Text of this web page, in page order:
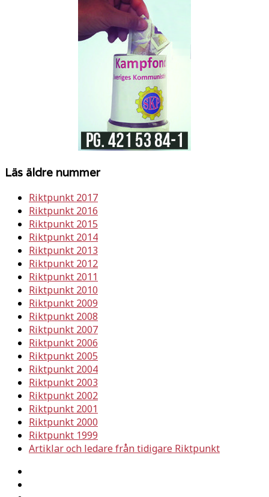
Läs äldre nummer
Riktpunkt 2017
Riktpunkt 2016
Riktpunkt 2015
Riktpunkt 2014
Riktpunkt 2013
Riktpunkt 2012
Riktpunkt 2011
Riktpunkt 2010
Riktpunkt 2009
Riktpunkt 2008
Riktpunkt 2007
Riktpunkt 2006
Riktpunkt 2005
Riktpunkt 2004
Riktpunkt 2003
Riktpunkt 2002
Riktpunkt 2001
Riktpunkt 2000
Riktpunkt 1999
Artiklar och ledare från tidigare Riktpunkt